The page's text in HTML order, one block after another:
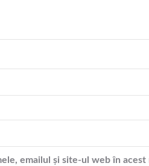
emailul și site-ul web în